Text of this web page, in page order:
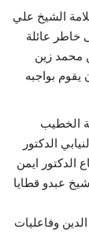
الشيخ علي
خاطر عائلة
محمد زين
بواجبه
الخطيب
الدكتور
الدكتور ايمن
عبدو قطايا
وفاعليات